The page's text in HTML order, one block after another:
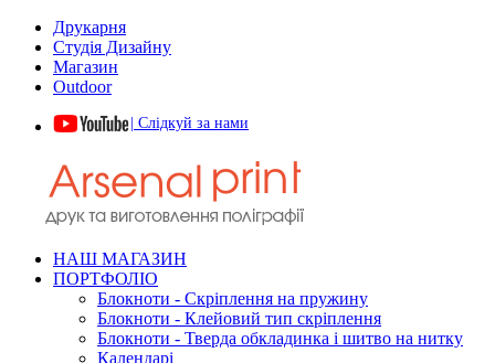
Друкарня
Студія Дизайну
Магазин
Outdoor
| Слідкуй за нами
НАШ МАГАЗИН
ПОРТФОЛІО
Блокноти - Скріплення на пружину
Блокноти - Клейовий тип скріплення
Блокноти - Тверда обкладинка і шитво на нитку
Календарі